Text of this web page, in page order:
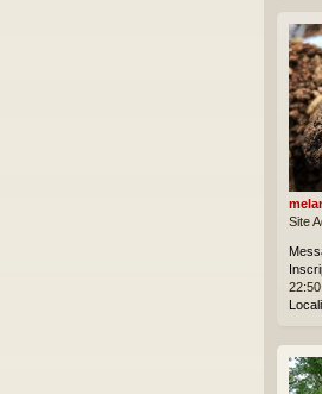
Site
22:50